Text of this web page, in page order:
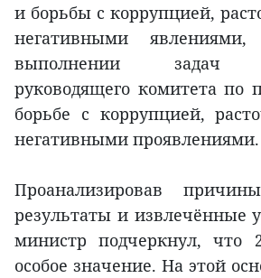
и борьбы с коррупцией,
негативными
выполнении задач
руководящего комитета по
борьбе с коррупцией,
негативными проявлениями.
Проанализировав
результаты и извлечённые
министр подчеркнул, что
особое значение. На этой